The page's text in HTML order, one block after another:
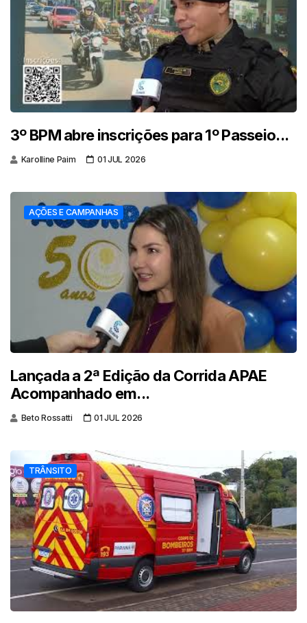
3º BPM abre inscrições para 1º Passeio...
Karolline Paim 01 JUL 2026
AÇÕES E CAMPANHAS
Lançada a 2ª Edição da Corrida APAE
Acompanhado em...
Beto Rossatti 01 JUL 2026
TRÂNSITO